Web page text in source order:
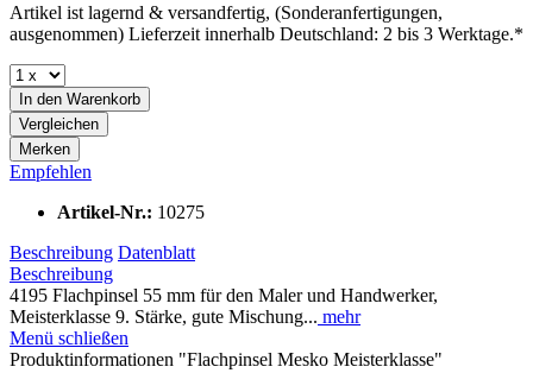
Artikel ist lagernd & versandfertig, (Sonderanfertigungen,
ausgenommen) Lieferzeit innerhalb Deutschland: 2 bis 3 Werktage.*
In den Warenkorb
Vergleichen
Merken
Empfehlen
Artikel-Nr.: 10275
Beschreibung Datenblatt
Beschreibung
4195 Flachpinsel 55 mm für den Maler und Handwerker,
Meisterklasse 9. Stärke, gute Mischung... mehr
Menü schließen
Produktinformationen "Flachpinsel Mesko Meisterklasse"